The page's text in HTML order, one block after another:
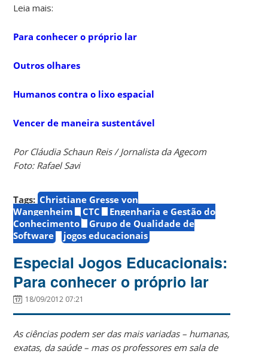
Leia mais:
Para conhecer o próprio lar
Outros olhares
Humanos contra o lixo espacial
Vencer de maneira sustentável
Por Cláudia Schaun Reis / Jornalista da Agecom
Foto: Rafael Savi
Tags: Christiane Gresse von
Wangenheim
CTC
Engenharia e Gestão do
Conhecimento
Grupo de Qualidade de
Software
jogos educacionais
Especial Jogos Educacionais:
Para conhecer o próprio lar
18/09/2012 07:21
As ciências podem ser das mais variadas – humanas,
exatas, da saúde – mas os professores em sala de